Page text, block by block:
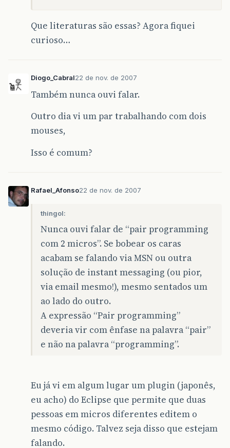
Que literaturas são essas? Agora fiquei
curioso…
Diogo_Cabral22 de nov. de 2007
Também nunca ouvi falar.
Outro dia vi um par trabalhando com dois
mouses,
Isso é comum?
Rafael_Afonso22 de nov. de 2007
thingol:
Nunca ouvi falar de “pair programming
com 2 micros”. Se bobear os caras
acabam se falando via MSN ou outra
solução de instant messaging (ou pior,
via email mesmo!), mesmo sentados um
ao lado do outro.
A expressão “Pair programming”
deveria vir com ênfase na palavra “pair”
e não na palavra “programming”.
Eu já vi em algum lugar um plugin (japonês,
eu acho) do Eclipse que permite que duas
pessoas em micros diferentes editem o
mesmo código. Talvez seja disso que estejam
falando.